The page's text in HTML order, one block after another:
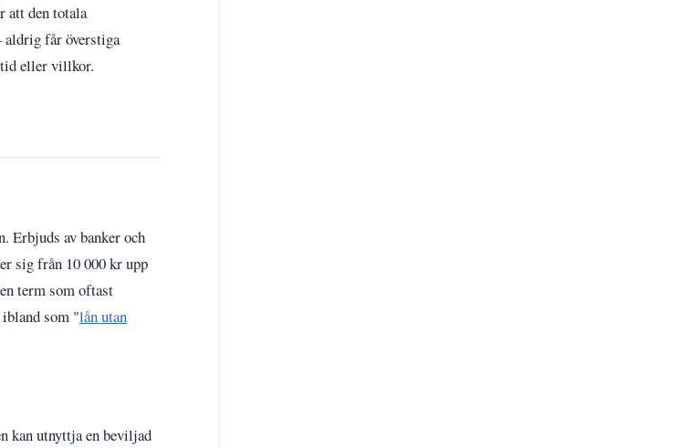
att den totala
aldrig får överstiga
eller villkor.
Erbjuds av banker och
sig från 10 000 kr upp
term som oftast
ibland som "lån utan
kan utnyttja en beviljad